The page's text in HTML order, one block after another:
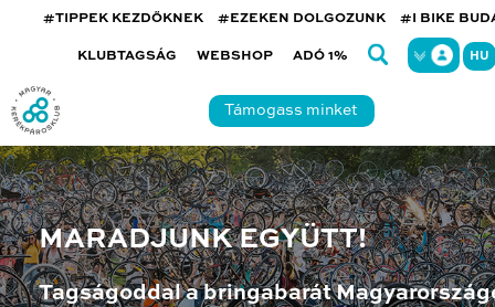
#TIPPEK KEZDŐKNEK #EZEKEN DOLGOZUNK #I BIKE
KLUBTAGSÁG WEBSHOP ADÓ 1% HU
Támogass minket
MARADJUNK EGYÜTT!
Tagságoddal a bringabarát